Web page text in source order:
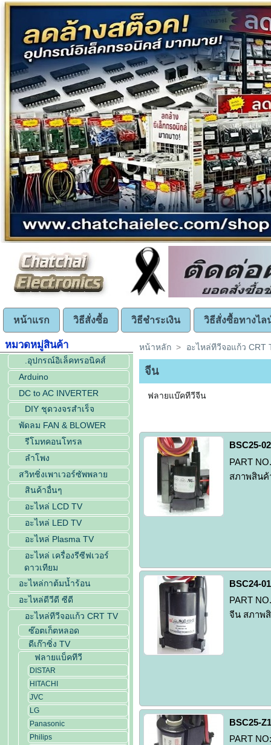
หน้าแรก วิธีสั่งซื้อ วิธีชำระเงิน วิธีสั่งซื้อทางไล
หมวดหมู่สินค้า
.อุปกรณ์อิเล็คทรอนิคส์
Arduino
DC to AC INVERTER
DIY ชุดวงจรสำเร็จ
พัดลม FAN & BLOWER
รีโมทคอนโทรล
ลำโพง
สวิทชิ่งเพาเวอร์ซัพพลาย
สินค้าอื่นๆ
อะไหล่ LCD TV
อะไหล่ LED TV
อะไหล่ Plasma TV
อะไหล่ เครื่องรีซีฟเวอร์
ดาวเทียม
อะไหล่กาต้มน้ำร้อน
อะไหล่ดีวีดี ซีดี
อะไหล่ทีวีจอแก้ว CRT TV
ซ๊อตเก็ตหลอด
ดีเก๊าซิ่ง TV
ฟลายแบ็คทีวี
DISTAR
HITACHI
JVC
LG
Panasonic
Philips
หน้าหลัก > อะไหล่ทีวีจอแก้ว CRT
จีน
ฟลายแบ๊คทีวีจีน
BSC25-
PART
สภาพสินค้
BSC24-
PART
จีน สภาพ
BSC25-
PART